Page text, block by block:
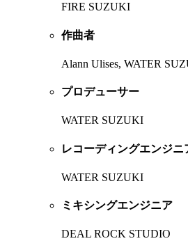
FIRE SUZUKI
作曲者
Alann Ulises, WATER
プロデューサー
WATER SUZUKI
レコーディングエンジニ
WATER SUZUKI
ミキシングエンジニア
DEAL ROCK STUDIO